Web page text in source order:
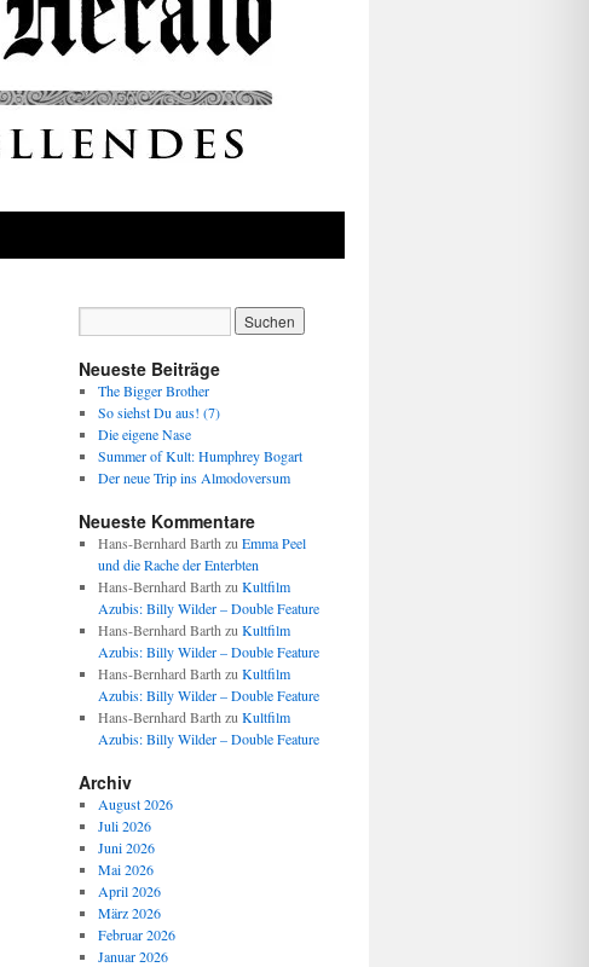
Neueste Beiträge
The Bigger Brother
So siehst Du aus! (7)
Die eigene Nase
Summer of Kult: Humphrey Bogart
Der neue Trip ins Almodoversum
Neueste Kommentare
Hans-Bernhard Barth zu Emma Peel
und die Rache der Enterbten
Hans-Bernhard Barth zu Kultfilm
Azubis: Billy Wilder – Double Feature
Hans-Bernhard Barth zu Kultfilm
Azubis: Billy Wilder – Double Feature
Hans-Bernhard Barth zu Kultfilm
Azubis: Billy Wilder – Double Feature
Hans-Bernhard Barth zu Kultfilm
Azubis: Billy Wilder – Double Feature
Archiv
August 2026
Juli 2026
Juni 2026
Mai 2026
April 2026
März 2026
Februar 2026
Januar 2026